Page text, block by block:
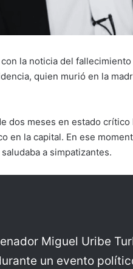
la noticia del
quien murió en la
dos meses en estado
en la capital. En ese
a simpatizantes.
Miguel Uribe
un evento